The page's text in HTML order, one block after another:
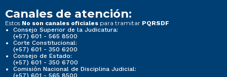
Canales de atención:
Estos No son canales oficiales para tramitar PQRSDF
Consejo Superior de la Judicatura:
(+57) 601 - 565 8500
Corte Constitucional:
(+57) 601 - 350 6200
Consejo de Estado:
(+57) 601 - 350 6700
Comisión Nacional de Disciplina Judicial:
(+57) 601 - 565 8500